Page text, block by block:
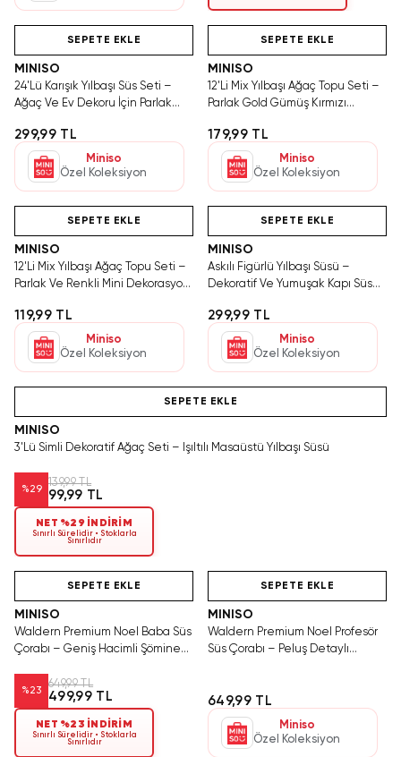
SEPETE EKLE
MINISO
24'Lü Karışık Yılbaşı Süs Seti –
Ağaç Ve Ev Dekoru İçin Parlak
299,99 TL
Miniso
Özel Koleksiyon
Tükenmeden Satın Al
SEPETE EKLE
MINISO
12'Li Mix Yılbaşı Ağaç Topu Seti –
Parlak Gold Gümüş Kırmızı
179,99 TL
Miniso
Özel Koleksiyon
SEPETE EKLE
MINISO
12'Li Mix Yılbaşı Ağaç Topu Seti –
Parlak Ve Renkli Mini Dekorasyon
119,99 TL
Miniso
Özel Koleksiyon
SEPETE EKLE
MINISO
Askılı Figürlü Yılbaşı Süsü –
Dekoratif Ve Yumuşak Kapı Süsü
299,99 TL
Miniso
Özel Koleksiyon
SEPETE EKLE
MINISO
3'Lü Simli Dekoratif Ağaç Seti – Işıltılı Masaüstü Yılbaşı Süsü
%29
139,99 TL
99,99 TL
NET %29 İNDİRİM
Sınırlı Sürelidir • Stoklarla
Sınırlıdır
SEPETE EKLE
MINISO
Waldern Premium Noel Baba Süs
Çorabı – Geniş Hacimli Şömine
%23
649,99 TL
499,99 TL
NET %23 İNDİRİM
Sınırlı Sürelidir • Stoklarla
Sınırlıdır
Tükenmeden Satın Al
SEPETE EKLE
MINISO
Waldern Premium Noel Profesör
Süs Çorabı – Peluş Detaylı
649,99 TL
Miniso
Özel Koleksiyon